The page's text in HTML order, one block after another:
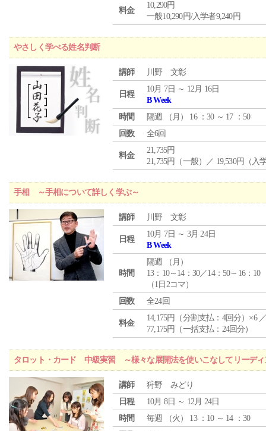
料金
10,290円
一般10,290円/入学者9,240円
やさしく学べる姓名判断
講師 川野 文彰
日程
10月 7日 ～ 12月 16日
B Week
時間
隔週 （ 月 ） 16 ：30 ～ 17 ：50
回数
全6回
料金
21,735円
21,735円（一般）／ 19,530円（入
手相 ～手相について詳しく学ぶ～
講師 川野 文彰
日程
10月 7日 ～ 3月 24日
B Week
時間
隔週 （ 月 ）
13：10～14：30／14：50～16：10
（1日2コマ）
回数
全24回
料金
14,175円（分割支払：4回分）×6
77,175円（一括支払：24回分）
タロット・カード 中級実習 ～様々な展開法を使いこなしてリーディ
講師
狩野 みどり
日程
10月 8日 ～ 12月 24日
時間
毎週 （火 ） 13 ：10 ～ 14 ：30